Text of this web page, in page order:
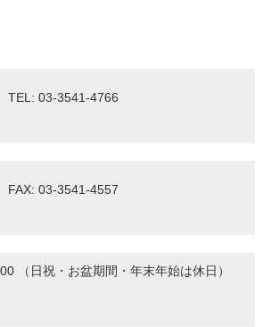
TEL: 03-3541-4766
FAX: 03-3541-4557
（日祝・お盆期間・年末年始は休日）